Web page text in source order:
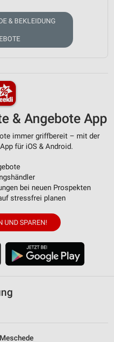
& BEKLEIDUNG
& Angebote App
immer griffbereit – mit der
für iOS & Android.
bei neuen Prospekten
stressfrei planen
UND SPAREN!